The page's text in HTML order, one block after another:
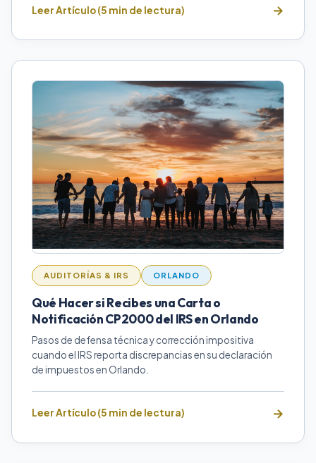
Leer Artículo (5 min de lectura)
AUDITORÍAS & IRS ORLANDO
Qué Hacer si Recibes una Carta o
Notificación CP2000 del IRS en Orlando
Pasos de defensa técnica y corrección impositiva
cuando el IRS reporta discrepancias en su declaración
de impuestos en Orlando.
Leer Artículo (5 min de lectura)